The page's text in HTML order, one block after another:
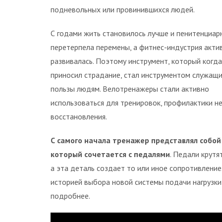
подневольных или провинившихся людей.
С годами жить становилось лучше и
перетерпела перемены, а фитнес-индустрия
развивалась. Поэтому инструмент, который
приносил страдание, стал инструментом
пользы людям. Велотренажеры стали активно
использоваться для тренировок, профилактики
восстановления.
С самого начала тренажер представлял
который сочетается с педалями. Педали
а эта деталь создает то или иное
историей выбора новой системы подачи
подробнее.